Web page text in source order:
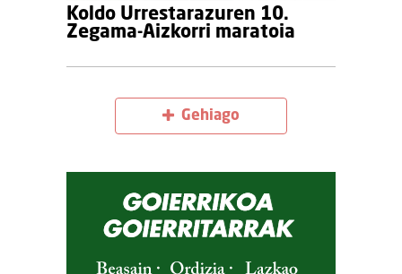
Koldo Urrestarazuren 10.
Zegama-Aizkorri maratoia
Gehiago